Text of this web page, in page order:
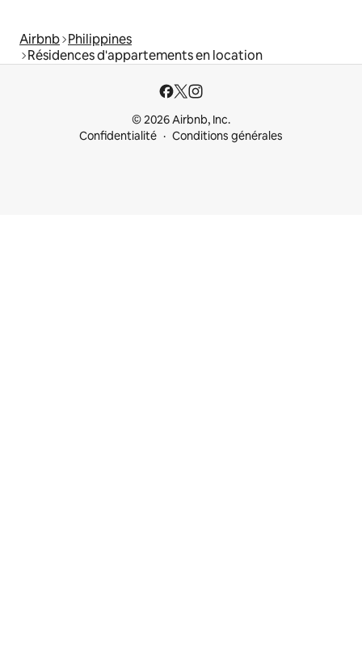
Airbnb Philippines
Résidences d'appartements en location
© 2026 Airbnb, Inc.
Confidentialité
Conditions générales